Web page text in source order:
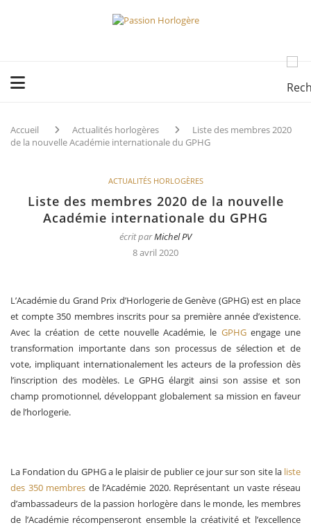
Accueil Actualités horlogères
Liste des membres 2020
de la nouvelle Académie internationale du GPHG
ACTUALITÉS HORLOGÈRES
Liste des membres 2020 de la nouvelle
Académie internationale du GPHG
écrit parMichel PV
8 avril 2020
L’Académie du Grand Prix d’Horlogerie de Genève (GPHG) est en place
et compte 350 membres inscrits pour sa première année d’existence.
Avec la création de cette nouvelle Académie, le GPHGengage une
transformation importante dans son processus de sélection et de
vote, impliquant internationalement les acteurs de la profession dès
l’inscription des modèles. Le GPHG élargit ainsi son assise et son
champ promotionnel, développant globalement sa mission en faveur
de l’horlogerie.
La Fondation du GPHG a le plaisir de publier ce jour sur son site la liste
des 350 membres de l’Académie 2020. Représentant un vaste réseau
d’ambassadeurs de la passion horlogère dans le monde, les membres
de l’Académie récompenseront ensemble la créativité et l’excellence